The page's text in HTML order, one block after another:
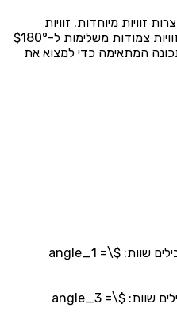
זוויות מיוחדות. זוויות
מתחלפות ומתאימות שוות זו לזו, וזוויות צמודות משלימות ל-$180°
המתאימה כדי למצוא את
זוויות מתחלפות בישרים מקבילים שוות: $\angle_1 =
זוויות מתאימות בישרים מקבילים שוות: $\angle_3 =